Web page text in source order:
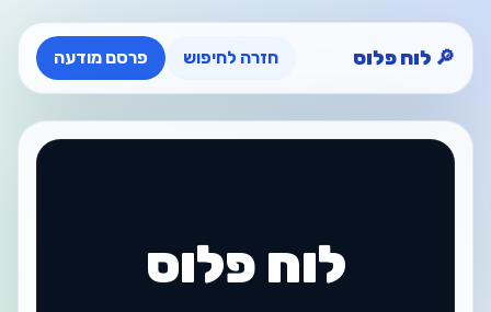
🔎 לוח פלוס חזרה לחיפוש פרסם מודעה
לוח פלוס